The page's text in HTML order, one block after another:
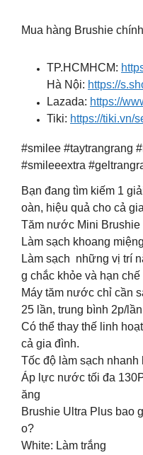
Mua hàng Brushie
TP.HCMHCM:
Hà Nội: https://
Lazada: https://
Tiki: https://tiki.vn/
#smilee #taytrangrang
#smileeextra
Bạn đang tìm kiếm 1
oàn, hiệu quả cho cả
Tăm nước Mini Brushie
Làm sạch khoang
Làm sạch những vị trí
g chắc khỏe và hạn
Máy tăm nước chỉ cần
25 lần, trung bình 2p/
Có thể thay thế linh
cả gia đình.
Tốc độ làm sạch
Áp lực nước tối đa
ăng
Brushie Ultra Plus bao
o?
White: Làm trắng